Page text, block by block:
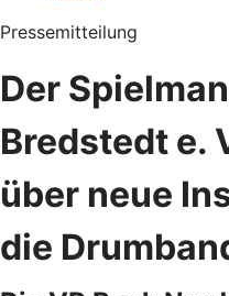
Pressemitteilung
Der
Bredstedt e.
über neue
die